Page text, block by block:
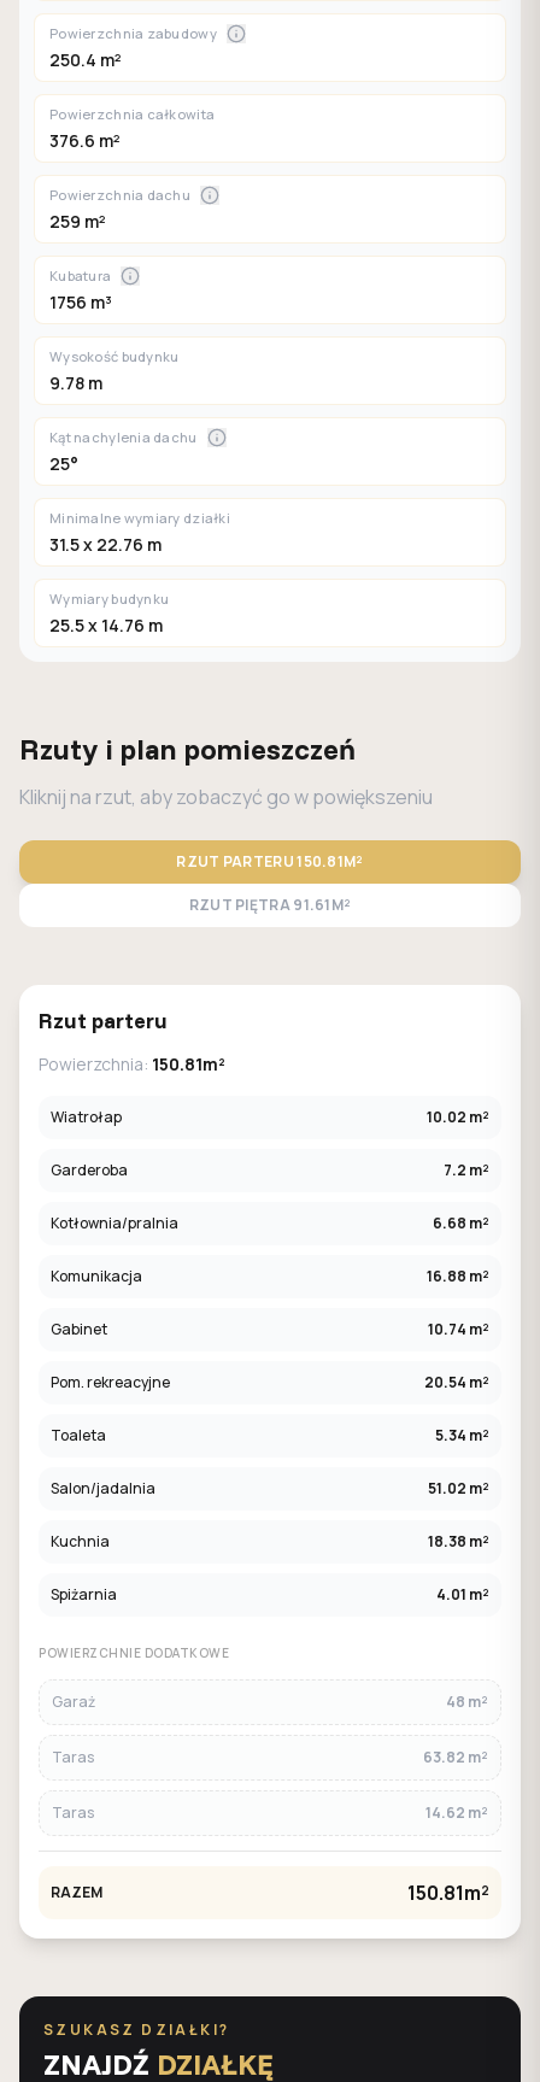
Powierzchnia zabudowy
250.4 m²
Powierzchnia całkowita
376.6 m²
Powierzchnia dachu
259 m²
Kubatura
1756 m³
Wysokość budynku
9.78 m
Kąt nachylenia dachu
25°
Minimalne wymiary działki
31.5 x 22.76 m
Wymiary budynku
25.5 x 14.76 m
Rzuty i plan pomieszczeń
Kliknij na rzut, aby zobaczyć go w powiększeniu
RZUT PARTERU150.81M²
RZUT PIĘTRA91.61M²
Rzut parteru
Powierzchnia: 150.81m²
Wiatrołap 10.02 m²
Garderoba 7.2 m²
Kotłownia/pralnia 6.68 m²
Komunikacja 16.88 m²
Gabinet 10.74 m²
Pom. rekreacyjne 20.54 m²
Toaleta 5.34 m²
Salon/jadalnia 51.02 m²
Kuchnia 18.38 m²
Spiżarnia 4.01 m²
POWIERZCHNIE DODATKOWE
Garaż 48 m²
Taras 63.82 m²
Taras 14.62 m²
RAZEM 150.81m²
SZUKASZ DZIAŁKI?
ZNAJDŹ DZIAŁKĘ